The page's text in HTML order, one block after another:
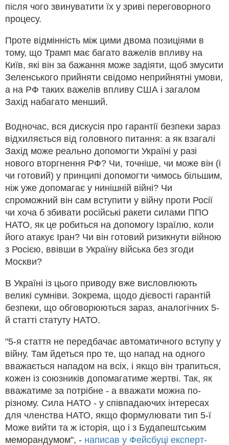
після чого звинуватити їх у зриві переговорного
процесу.
Проте відмінність між цими двома позиціями в
тому, що Трамп має багато важелів впливу на
Київ, які він за бажання може задіяти, щоб змусити
Зеленського прийняти свідомо неприйнятні умови,
а на РФ таких важелів впливу США і загалом
Захід набагато менший.
Водночас, вся дискусія про гарантії безпеки зараз
відхиляється від головного питання: а як взагалі
Захід може реально допомогти Україні у разі
нового вторгнення РФ? Чи, точніше, чи може він (і
чи готовий) у принципі допомогти чимось більшим,
ніж уже допомагає у нинішній війні? Чи
спроможний він сам вступити у війну проти Росії
чи хоча б збивати російські ракети силами ППО
НАТО, як це робиться на допомогу Ізраїлю, коли
його атакує Іран? Чи він готовий ризикнути війною
з Росією, ввівши в Україну війська без згоди
Москви?
В Україні із цього приводу вже висловлюють
великі сумніви. Зокрема, щодо дієвості гарантій
безпеки, що обговорюються зараз, аналогічних 5-
й статті статуту НАТО.
"5-я стаття не передбачає автоматичного вступу у
війну. Там йдеться про те, що напад на одного
вважається нападом на всіх, і якщо він трапиться,
кожен із союзників допомагатиме жертві. Так, як
вважатиме за потрібне - а вважати можна по-
різному. Сила НАТО - у співпадаючих інтересах
для членства НАТО, якщо формулювати тип 5-ї
Може вийти та ж історія, що і з Будапештським
меморандумом", - написав у Фейсбуці експерт-